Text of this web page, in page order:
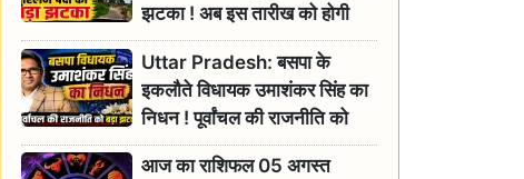
झटका ! अब इस तारीख को होगी
सुनवाई
Uttar Pradesh: बसपा के
इकलौते विधायक उमाशंकर सिंह का
निधन ! पूर्वांचल की राजनीति को
बड़ा झटका, योगी ने जताया दुःख
आज का राशिफल 05 अगस्त